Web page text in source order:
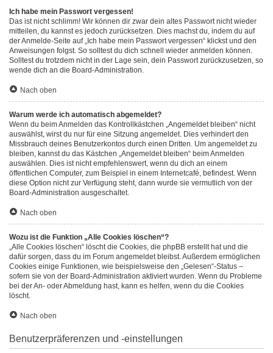
Ich habe mein Passwort vergessen!
Das ist nicht schlimm! Wir können dir zwar dein altes Passwort nicht wieder
mitteilen, du kannst es jedoch zurücksetzen. Dies machst du, indem du auf
der Anmelde-Seite auf „Ich habe mein Passwort vergessen“ klickst und den
Anweisungen folgst. So solltest du dich schnell wieder anmelden können.
Solltest du trotzdem nicht in der Lage sein, dein Passwort zurückzusetzen, so
wende dich an die Board-Administration.
Nach oben
Warum werde ich automatisch abgemeldet?
Wenn du beim Anmelden das Kontrollkästchen „Angemeldet bleiben“ nicht
auswählst, wirst du nur für eine Sitzung angemeldet. Dies verhindert den
Missbrauch deines Benutzerkontos durch einen Dritten. Um angemeldet zu
bleiben, kannst du das Kästchen „Angemeldet bleiben“ beim Anmelden
auswählen. Dies ist nicht empfehlenswert, wenn du dich an einem
öffentlichen Computer, zum Beispiel in einem Internetcafé, befindest. Wenn
diese Option nicht zur Verfügung steht, dann wurde sie vermutlich von der
Board-Administration ausgeschaltet.
Nach oben
Wozu ist die Funktion „Alle Cookies löschen“?
„Alle Cookies löschen“ löscht die Cookies, die phpBB erstellt hat und die
dafür sorgen, dass du im Forum angemeldet bleibst. Außerdem ermöglichen
Cookies einige Funktionen, wie beispielsweise den „Gelesen“-Status –
sofern sie von der Board-Administration aktiviert wurden. Wenn du Probleme
bei der An- oder Abmeldung hast, kann es helfen, wenn du die Cookies
löscht.
Nach oben
Benutzerpräferenzen und -einstellungen